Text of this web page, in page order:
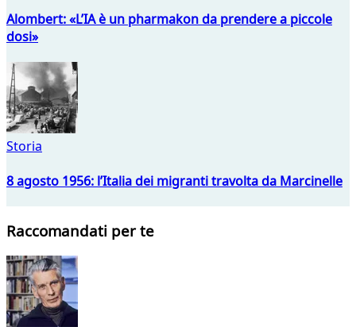
Alombert: «L’IA è un pharmakon da prendere a piccole
dosi»
Storia
8 agosto 1956: l’Italia dei migranti travolta da Marcinelle
Raccomandati per te